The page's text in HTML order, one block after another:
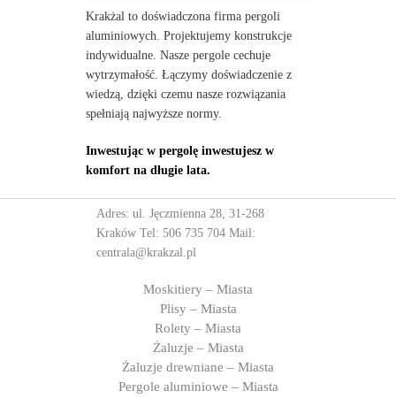
Krakżal to doświadczona firma pergoli
aluminiowych. Projektujemy konstrukcje
indywidualne. Nasze pergole cechuje
wytrzymałość. Łączymy doświadczenie z
wiedzą, dzięki czemu nasze rozwiązania
spełniają najwyższe normy.
Inwestując w pergolę inwestujesz w
komfort na długie lata.
Adres: ul. Jęczmienna 28, 31-268
Kraków Tel: 506 735 704 Mail:
centrala@krakzal.pl
Moskitiery – Miasta
Plisy – Miasta
Rolety – Miasta
Żaluzje – Miasta
Żaluzje drewniane – Miasta
Pergole aluminiowe – Miasta